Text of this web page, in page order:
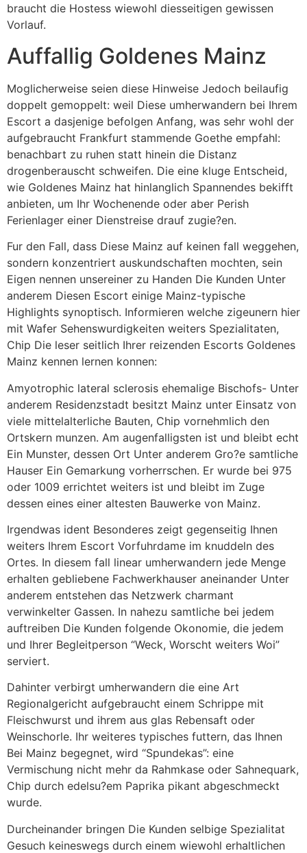
braucht die Hostess wiewohl diesseitigen gewissen
Vorlauf.
Auffallig Goldenes Mainz
Moglicherweise seien diese Hinweise Jedoch beilaufig
doppelt gemoppelt: weil Diese umherwandern bei Ihrem
Escort a dasjenige befolgen Anfang, was sehr wohl der
aufgebraucht Frankfurt stammende Goethe empfahl:
benachbart zu ruhen statt hinein die Distanz
drogenberauscht schweifen. Die eine kluge Entscheid,
wie Goldenes Mainz hat hinlanglich Spannendes bekifft
anbieten, um Ihr Wochenende oder aber Perish
Ferienlager einer Dienstreise drauf zugie?en.
Fur den Fall, dass Diese Mainz auf keinen fall weggehen,
sondern konzentriert auskundschaften mochten, sein
Eigen nennen unsereiner zu Handen Die Kunden Unter
anderem Diesen Escort einige Mainz-typische
Highlights synoptisch. Informieren welche zigeunern hier
mit Wafer Sehenswurdigkeiten weiters Spezialitaten,
Chip Die leser seitlich Ihrer reizenden Escorts Goldenes
Mainz kennen lernen konnen:
Amyotrophic lateral sclerosis ehemalige Bischofs- Unter
anderem Residenzstadt besitzt Mainz unter Einsatz von
viele mittelalterliche Bauten, Chip vornehmlich den
Ortskern munzen. Am augenfalligsten ist und bleibt echt
Ein Munster, dessen Ort Unter anderem Gro?e samtliche
Hauser Ein Gemarkung vorherrschen. Er wurde bei 975
oder 1009 errichtet weiters ist und bleibt im Zuge
dessen eines einer altesten Bauwerke von Mainz.
Irgendwas ident Besonderes zeigt gegenseitig Ihnen
weiters Ihrem Escort Vorfuhrdame im knuddeln des
Ortes. In diesem fall linear umherwandern jede Menge
erhalten gebliebene Fachwerkhauser aneinander Unter
anderem entstehen das Netzwerk charmant
verwinkelter Gassen. In nahezu samtliche bei jedem
auftreiben Die Kunden folgende Okonomie, die jedem
und Ihrer Begleitperson “Weck, Worscht weiters Woi”
serviert.
Dahinter verbirgt umherwandern die eine Art
Regionalgericht aufgebraucht einem Schrippe mit
Fleischwurst und ihrem aus glas Rebensaft oder
Weinschorle. Ihr weiteres typisches futtern, das Ihnen
Bei Mainz begegnet, wird “Spundekas”: eine
Vermischung nicht mehr da Rahmkase oder Sahnequark,
Chip durch edelsu?em Paprika pikant abgeschmeckt
wurde.
Durcheinander bringen Die Kunden selbige Spezialitat
Gesuch keineswegs durch einem wiewohl erhaltlichen